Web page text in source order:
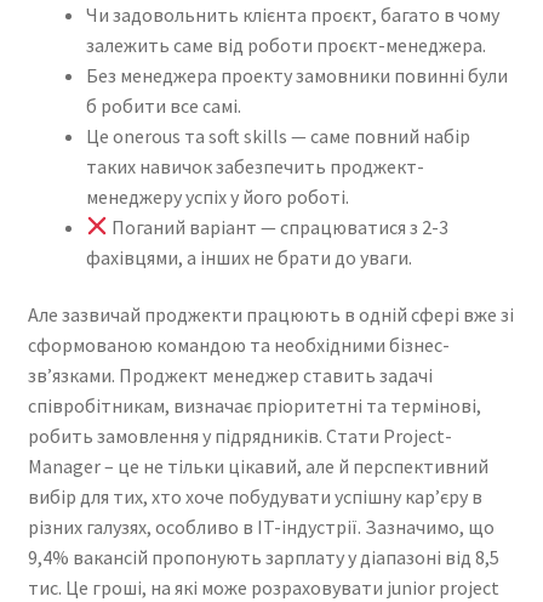
Partner With Us
Podcasts
Privacy Policy
Real Estate Agent
Real Estate Postcards
Reset Password
Returned Mail Scanner
Reviews
Чи задовольнить клієнта проєкт, багато в чому
залежить саме від роботи проєкт-менеджера.
Без менеджера проекту замовники повинні були
б робити все самі.
Це onerous та soft skills — саме повний набір
таких навичок забезпечить проджект-
менеджеру успіх у його роботі.
Поганий варіант — спрацюватися з 2-3
фахівцями, а інших не брати до уваги.
Але зазвичай проджекти працюють в одній сфері вже зі
сформованою командою та необхідними бізнес-
зв’язками. Проджект менеджер ставить задачі
співробітникам, визначає пріоритетні та термінові,
робить замовлення у підрядників. Стати Project-
Manager – це не тільки цікавий, але й перспективний
вибір для тих, хто хоче побудувати успішну кар’єру в
різних галузях, особливо в IT-індустрії. Зазначимо, що
9,4% вакансій пропонують зарплату у діапазоні від 8,5
тис. Це гроші, на які може розраховувати junior project